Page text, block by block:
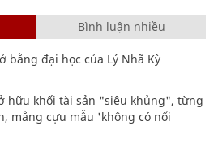
Bình luận nhiều
bằng đại học của Lý Nhã Kỳ
hữu khối tài sản "siêu khủng", từng
mắng cựu mẫu 'không có nổi